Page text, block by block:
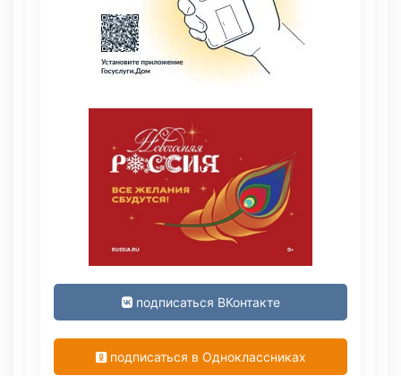
подписаться ВКонтакте
подписаться в Одноклассниках